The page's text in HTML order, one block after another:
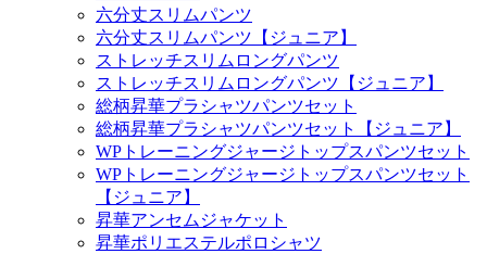
六分丈スリムパンツ
六分丈スリムパンツ【ジュニア】
ストレッチスリムロングパンツ
ストレッチスリムロングパンツ【ジュニア】
総柄昇華プラシャツパンツセット
総柄昇華プラシャツパンツセット【ジュニア】
WPトレーニングジャージトップスパンツセット
WPトレーニングジャージトップスパンツセット
【ジュニア】
昇華アンセムジャケット
昇華ポリエステルポロシャツ